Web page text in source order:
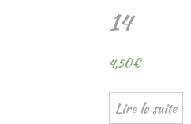
14
4,50€
Lire la suite